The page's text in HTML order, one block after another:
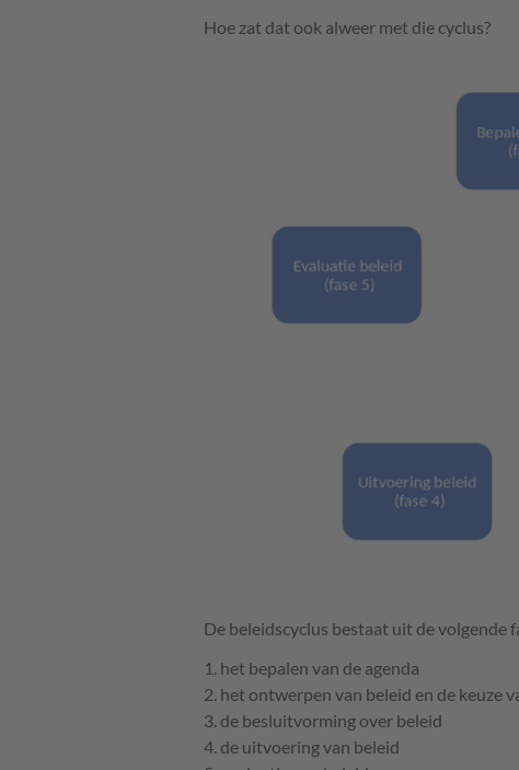
Hoe zat dat ook alweer met die cyclus?
De beleidscyclus bestaat uit de volgende
1. het bepalen van de agenda
2. het ontwerpen van beleid en de keuze
3. de besluitvorming over beleid
4. de uitvoering van beleid